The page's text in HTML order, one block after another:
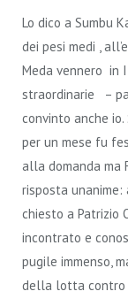
Lo dico a Sumbu
dei pesi medi ,
Meda vennero in
straordinarie –
convinto anche
per un mese fu
alla domanda ma
risposta unanime:
chiesto a Patrizio
incontrato e
pugile immenso,
della lotta contro